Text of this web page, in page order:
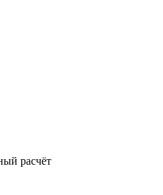
расчёт